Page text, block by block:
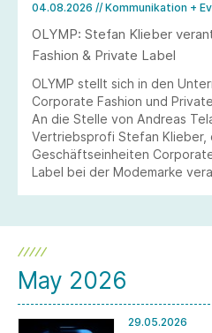
04.08.2026 // Kommunikation +
OLYMP: Stefan Klieber
Fashion & Private Label
OLYMP stellt sich in den
Corporate Fashion und
An die Stelle von Andreas
Vertriebsprofi Stefan Klieber,
Geschäftseinheiten
Label bei der Modemarke
May 2026
29.05.2026